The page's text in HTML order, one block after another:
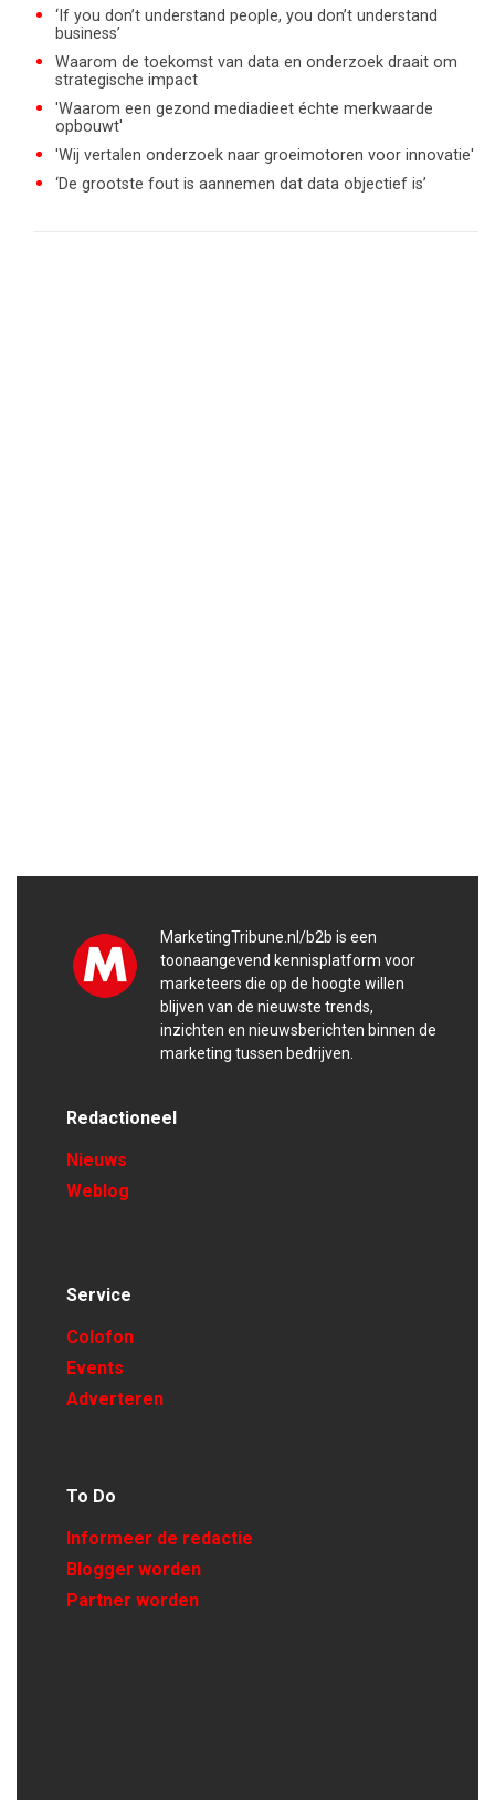
‘If you don’t understand people, you don’t understand
business’
Waarom de toekomst van data en onderzoek draait om
strategische impact
'Waarom een gezond mediadieet échte merkwaarde
opbouwt'
'Wij vertalen onderzoek naar groeimotoren voor innovatie'
‘De grootste fout is aannemen dat data objectief is’
MarketingTribune.nl/b2b is een
toonaangevend kennisplatform voor
marketeers die op de hoogte willen
blijven van de nieuwste trends,
inzichten en nieuwsberichten binnen de
marketing tussen bedrijven.
Redactioneel
Nieuws
Weblog
Service
Colofon
Events
Adverteren
To Do
Informeer de redactie
Blogger worden
Partner worden